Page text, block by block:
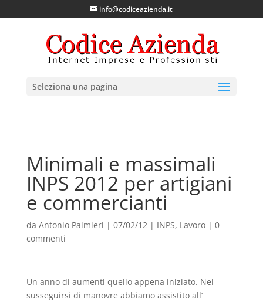
info@codiceazienda.it
Seleziona una pagina
Minimali e massimali
INPS 2012 per artigiani
e commercianti
da Antonio Palmieri | 07/02/12| INPS, Lavoro| 0
commenti
Un anno di aumenti quello appena iniziato. Nel
susseguirsi di manovre abbiamo assistito all’